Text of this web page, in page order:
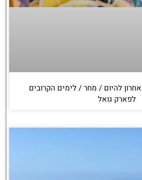
להיום / מחר / לימים הקרובים
לפארק גואל